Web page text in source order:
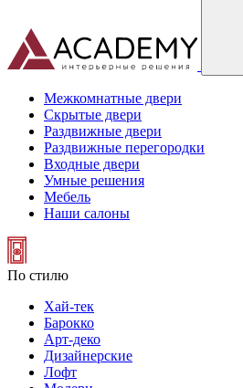
Межкомнатные двери
Скрытые двери
Раздвижные двери
Раздвижные перегородки
Входные двери
Умные решения
Мебель
Наши салоны
По стилю
Хай-тек
Барокко
Арт-деко
Дизайнерские
Лофт